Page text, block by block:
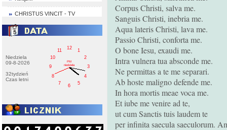
CHRISTUS VINCIT - TV
Niedziela
09-8-2026
32tydzień
Czas letni
1
2
3
4
5
6
7
8
9
10
11
12
PM
niedziela
Corpus Christi, salva me.
Sanguis Christi, inebria me.
Aqua lateris Christi, lava me.
Passio Christi, conforta me.
O bone Iesu, exaudi me.
Intra vulnera tua absconde me.
Ne permittas a te me separari.
Ab hoste maligno defende me.
In hora mortis meae voca me.
Et iube me venire ad te,
ut cum Sanctis tuis laudem te
per infinita saecula saeculorum.